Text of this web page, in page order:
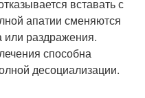
вставать с
апатии сменяются
или раздражения.
способна
десоциализации.